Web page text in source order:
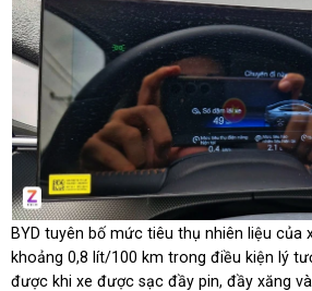
BYD tuyên bố mức tiêu thụ nhiên liệu của
khoảng 0,8 lít/100 km trong điều kiện lý
được khi xe được sạc đầy pin, đầy xăng